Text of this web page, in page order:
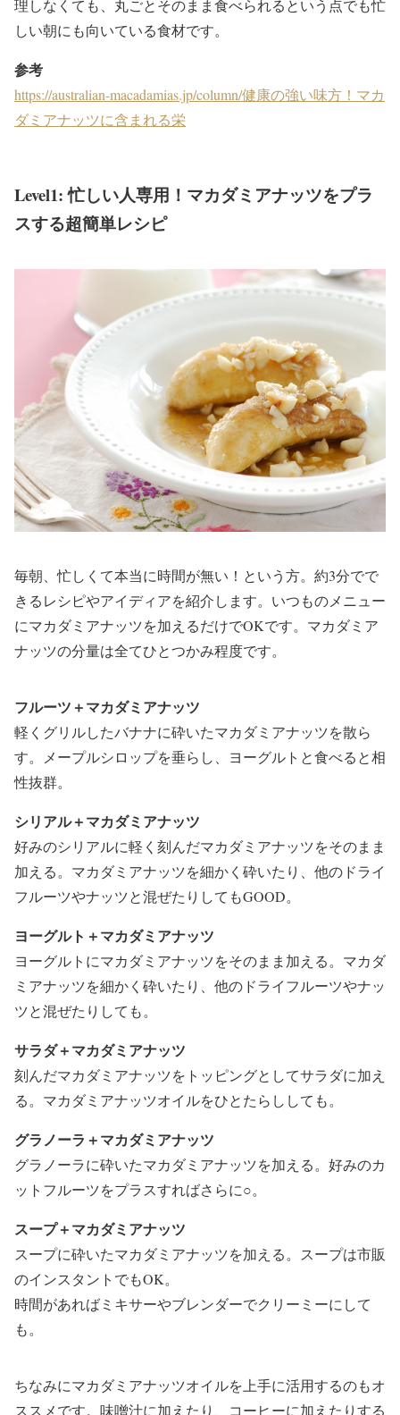
理しなくても、丸ごとそのまま食べられるという点でも忙
しい朝にも向いている食材です。
参考
https://australian-macadamias.jp/column/健康の強い味方！マカ
ダミアナッツに含まれる栄
Level1: 忙しい人専用！マカダミアナッツをプラ
スする超簡単レシピ
毎朝、忙しくて本当に時間が無い！という方。約3分でで
きるレシピやアイディアを紹介します。いつものメニュー
にマカダミアナッツを加えるだけでOKです。マカダミア
ナッツの分量は全てひとつかみ程度です。
フルーツ＋マカダミアナッツ
軽くグリルしたバナナに砕いたマカダミアナッツを散ら
す。メープルシロップを垂らし、ヨーグルトと食べると相
性抜群。
シリアル＋マカダミアナッツ
好みのシリアルに軽く刻んだマカダミアナッツをそのまま
加える。マカダミアナッツを細かく砕いたり、他のドライ
フルーツやナッツと混ぜたりしてもGOOD。
ヨーグルト＋マカダミアナッツ
ヨーグルトにマカダミアナッツをそのまま加える。マカダ
ミアナッツを細かく砕いたり、他のドライフルーツやナッ
ツと混ぜたりしても。
サラダ＋マカダミアナッツ
刻んだマカダミアナッツをトッピングとしてサラダに加え
る。マカダミアナッツオイルをひとたらししても。
グラノーラ＋マカダミアナッツ
グラノーラに砕いたマカダミアナッツを加える。好みのカ
ットフルーツをプラスすればさらに○。
スープ＋マカダミアナッツ
スープに砕いたマカダミアナッツを加える。スープは市販
のインスタントでもOK。
時間があればミキサーやブレンダーでクリーミーにして
も。
ちなみにマカダミアナッツオイルを上手に活用するのもオ
ススメです。味噌汁に加えたり、コーヒーに加えたりする